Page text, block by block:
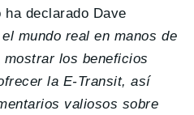
ha declarado Dave
mundo real en manos de
los beneficios
la E-Transit, así
valiosos sobre